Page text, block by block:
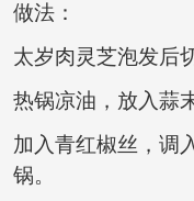
做法：
太岁肉灵芝泡发后
热锅凉油，放入蒜
加入青红椒丝，调
锅。